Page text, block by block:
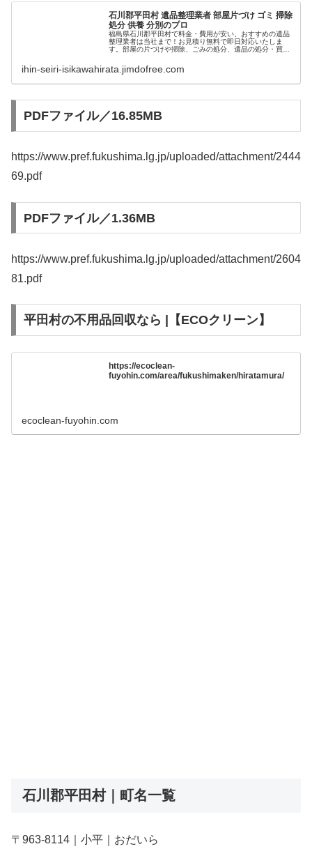
石川郡平田村 遺品整理業者 部屋片づけ ゴミ 掃除
処分 供養 分別のプロ
福島県石川郡平田村で料金・費用が安い、おすすめの遺品
整理業者は当社まで！お見積り無料で即日対応いたしま
す。部屋の片づけや掃除、ごみの処分、遺品の処分・買取
い。
ihin-seiri-isikawahirata.jimdofree.com
PDFファイル／16.85MB
https://www.pref.fukushima.lg.jp/uploaded/attachment/2444
69.pdf
PDFファイル／1.36MB
https://www.pref.fukushima.lg.jp/uploaded/attachment/2604
81.pdf
平田村の不用品回収なら |【ECOクリーン】
https://ecoclean-
fuyohin.com/area/fukushimaken/hiratamura/
ecoclean-fuyohin.com
石川郡平田村｜町名一覧
〒963-8114｜小平｜おだいら